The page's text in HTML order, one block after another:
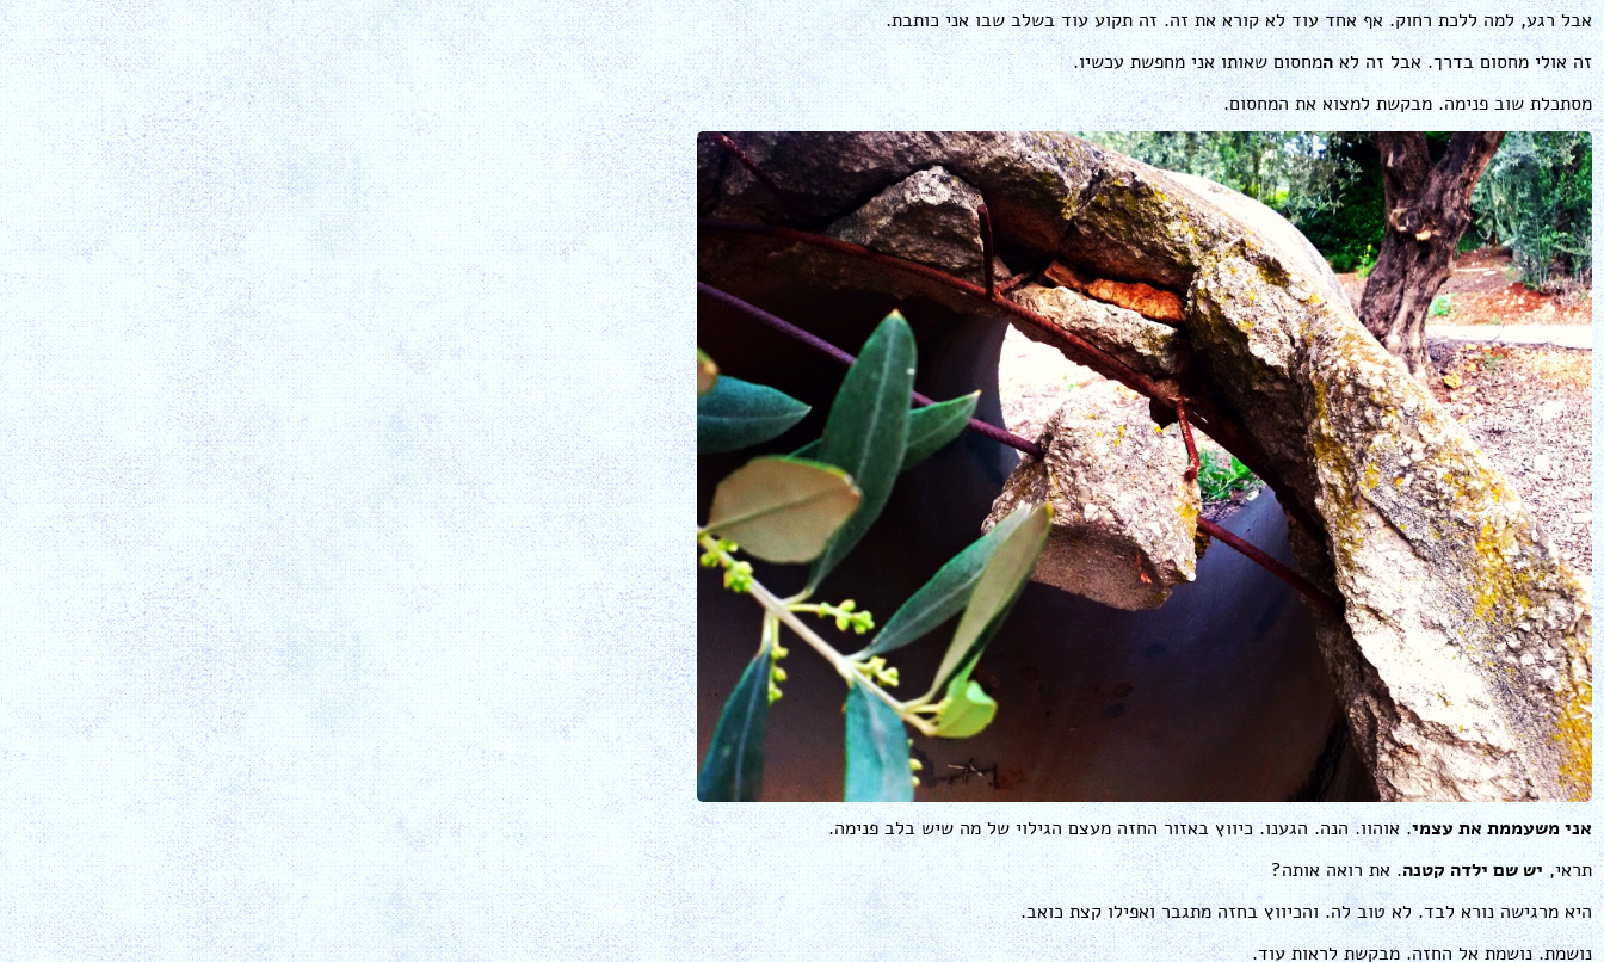
אבל רגע, למה ללכת רחוק. אף אחד עוד לא קורא את זה. זה תקוע עוד בשלב שבו אני כותבת.
זה אולי מחסום בדרך. אבל זה לאהמחסום שאותו אני מחפשת עכשיו.
מסתכלת שוב פנימה. מבקשת למצוא את המחסום.
אני משעממת את עצמי. אוהוו. הנה. הגענו. כיווץ באזור החזה מעצם הגילוי של מה שיש בלב פנימה.
תראי,יש שם ילדה קטנה. את רואה אותה?
היא מרגישה נורא לבד. לא טוב לה. והכיווץ בחזה מתגבר ואפילו קצת כואב.
נושמת. נושמת אל החזה. מבקשת לראות עוד.